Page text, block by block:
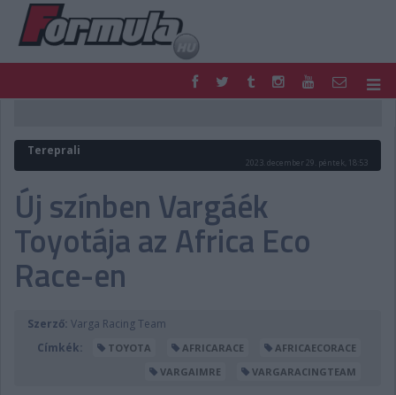
FORMULA
MOTOR
RETRO
PODCAST
SHOP
LIVE
TIPPJÁTÉK
DIGITÁLIS MAGAZIN
PONTÁLLÁSOK
VERSENYNAPTÁRAK
Tereprali
2023. december 29. péntek, 18:53
Új színben Vargáék
Toyotája az Africa Eco
Race-en
Szerző: Varga Racing Team
Címkék:
TOYOTA AFRICARACE
AFRICAECORACE
VARGAIMRE
VARGARACINGTEAM